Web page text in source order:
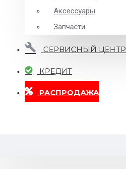
Аксессуары
Запчасти
СЕРВИСНЫЙ ЦЕНТР
КРЕДИТ
РАСПРОДАЖА